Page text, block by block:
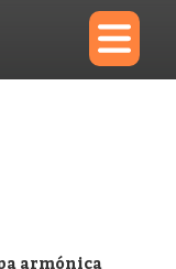
×
armónica